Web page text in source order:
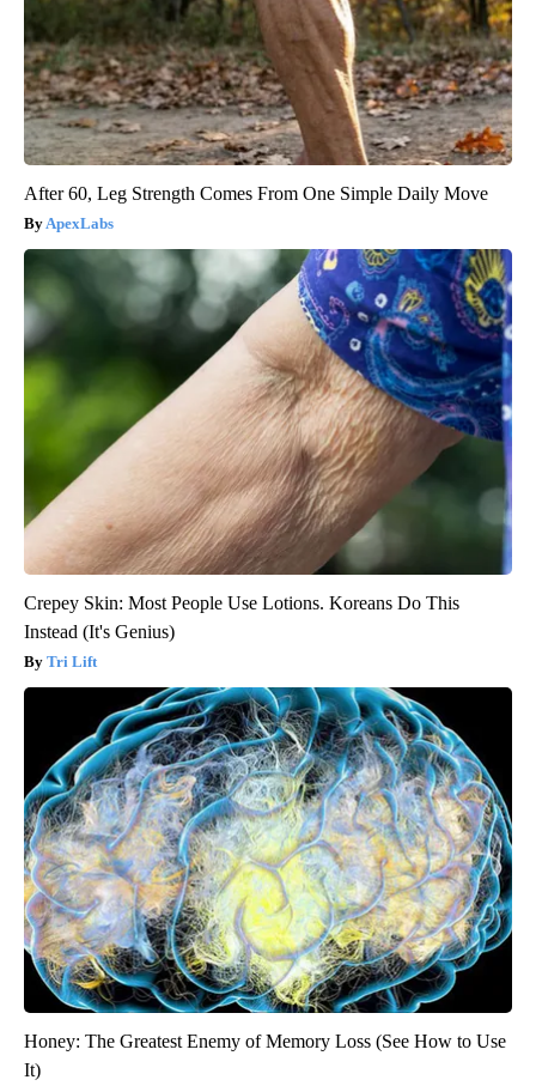
After 60, Leg Strength Comes From One Simple Daily Move
ApexLabs
Crepey Skin: Most People Use Lotions. Koreans Do This
Instead (It's Genius)
Tri Lift
Honey: The Greatest Enemy of Memory Loss (See How to Use
It)